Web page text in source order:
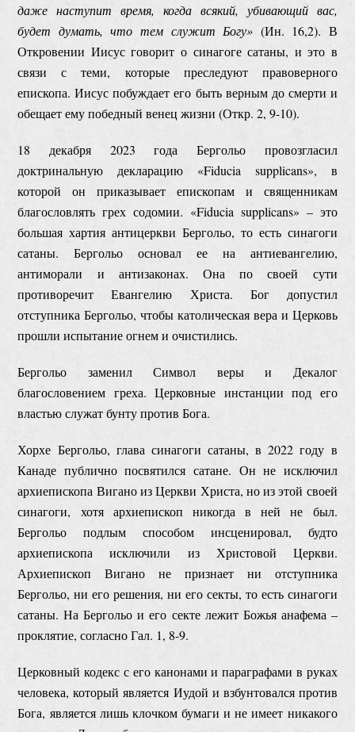
даже наступит время, когда всякий, убивающий вас,
будет думать, что тем служит Богу» (Ин. 16,2). В
Откровении Иисус говорит о синагоге сатаны, и это в
связи с теми, которые преследуют правоверного
епископа. Иисус побуждает его быть верным до смерти и
обещает ему победный венец жизни (Откр. 2, 9-10).
18 декабря 2023 года Бергольо провозгласил
доктринальную декларацию «Fiducia supplicans», в
которой он приказывает епископам и священникам
благословлять грех содомии. «Fiducia supplicans» – это
большая хартия антицеркви Бергольо, то есть синагоги
сатаны. Бергольо основал ее на антиевангелию,
антиморали и антизаконах. Она по своей сути
противоречит Евангелию Христа. Бог допустил
отступника Бергольо, чтобы католическая вера и Церковь
прошли испытание огнем и очистились.
Бергольо заменил Символ веры и Декалог
благословением греха. Церковные инстанции под его
властью служат бунту против Бога.
Хорхе Бергольо, глава синагоги сатаны, в 2022 году в
Канаде публично посвятился сатане. Он не исключил
архиепископа Вигано из Церкви Христа, но из этой своей
синагоги, хотя архиепископ никогда в ней не был.
Бергольо подлым способом инсценировал, будто
архиепископа исключили из Христовой Церкви.
Архиепископ Вигано не признает ни отступника
Бергольо, ни его решения, ни его секты, то есть синагоги
сатаны. На Бергольо и его секте лежит Божья анафема –
проклятие, согласно Гал. 1, 8-9.
Церковный кодекс с его канонами и параграфами в руках
человека, который является Иудой и взбунтовался против
Бога, является лишь клочком бумаги и не имеет никакого